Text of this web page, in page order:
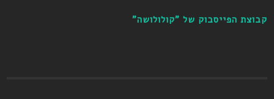
קבוצת הפייסבוק של "קולולושה"